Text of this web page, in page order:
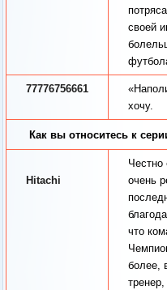
своей
77776756661
хочу.
Как вы относитесь к
Hitachi
Честно
очень
что
более,